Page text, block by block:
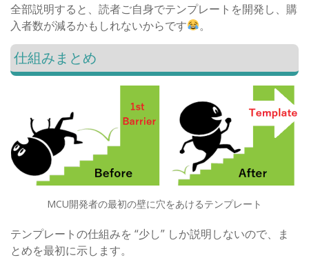
全部説明すると、読者ご自身でテンプレートを開発し、購
入者数が減るかもしれないからです
。
仕組みまとめ
MCU開発者の最初の壁に穴をあけるテンプレート
テンプレートの仕組みを “少し” しか説明しないので、ま
とめを最初に示します。